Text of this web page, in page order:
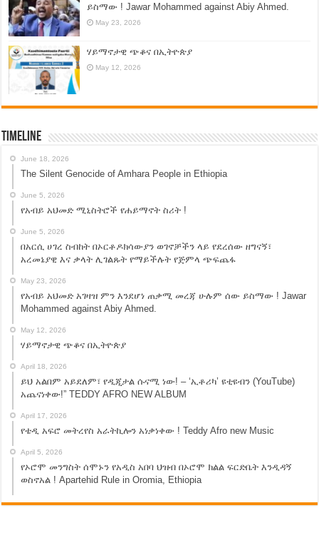
ይስማው ! Jawar Mohammed against Abiy Ahmed.
May 23, 2026
ሃይማኖታዊ ጭቆና በኢትዮጵያ
May 12, 2026
Timeline
June 18, 2026
The Silent Genocide of Amhara People in Ethiopia
June 5, 2026
የአብይ አህመድ ሚኒስትሮች የሐይማኖት ስሪት !
June 5, 2026
በአርሲ ሀገረ ስብከት በኦርቶዶክሳውያን ወገኖቻችን ላይ የደረሰው ዘግናኝ፣
አረመኔያዊ እና ቃላት ሊገልጹት የማይችሉት የጅምላ ጭፍጨፋ
May 23, 2026
የአብይ አህመድ አገዛዝ ምን እንደሆነ ጠቃሚ መረጃ ሁሉም ሰው ይስማው ! Jawar
Mohammed against Abiy Ahmed.
May 12, 2026
ሃይማኖታዊ ጭቆና በኢትዮጵያ
April 18, 2026
ይህ አልበም አይደለም፣ የዲጂታል ሱናሚ ነው! – ‘ኢቶሪካ’ ዩቲዩብን (YouTube)
አጨናነቀው!” TEDDY AFRO NEW ALBUM
April 17, 2026
የቴዲ አፍሮ መትረየስ አራትኪሎን አነቃነቀው ! Teddy Afro new Music
April 5, 2026
የኦሮሞ መንግስት ሰሞኑን የአዲስ አበባ ህዝብ በኦሮሞ ክልል ፍርድቤት እንዲዳኝ
ወስኖአል ! Apartehid Rule in Oromia, Ethiopia